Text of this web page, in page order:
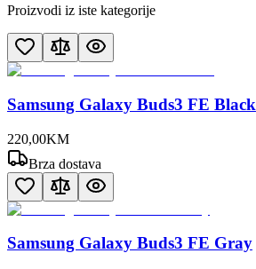
Proizvodi iz iste kategorije
Samsung Galaxy Buds3 FE Black
220,00KM
Brza dostava
Samsung Galaxy Buds3 FE Gray